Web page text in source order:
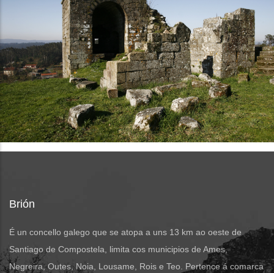
Brión
É un concello galego que se atopa a uns 13 km ao oeste de
Santiago de Compostela, limita cos municipios de Ames,
Negreira, Outes, Noia, Lousame, Rois e Teo. Pertence á comarca